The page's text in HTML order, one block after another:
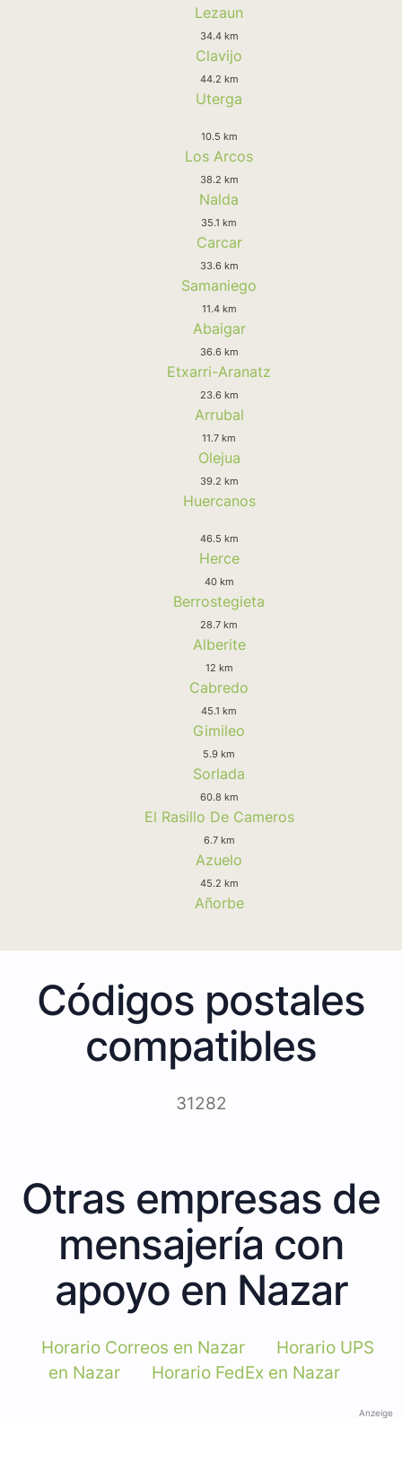
Lezaun
34.4 km
Clavijo
44.2 km
Uterga
10.5 km
Los Arcos
38.2 km
Nalda
35.1 km
Carcar
33.6 km
Samaniego
11.4 km
Abaigar
36.6 km
Etxarri-Aranatz
23.6 km
Arrubal
11.7 km
Olejua
39.2 km
Huercanos
46.5 km
Herce
40 km
Berrostegieta
28.7 km
Alberite
12 km
Cabredo
45.1 km
Gimileo
5.9 km
Sorlada
60.8 km
El Rasillo De Cameros
6.7 km
Azuelo
45.2 km
Añorbe
Códigos postales
compatibles
31282
Otras empresas de
mensajería con
apoyo en Nazar
Horario Correos en Nazar
Horario UPS
en Nazar
Horario FedEx en Nazar
Anzeige